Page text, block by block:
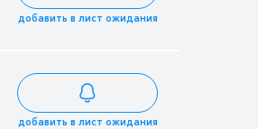
добавить в лист ожидания
—
35 815
добавить в лист ожидания